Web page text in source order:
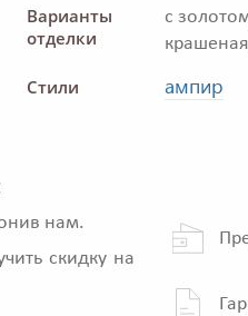
Варианты
отделки
с
Стили ампир
нам.
скидку на